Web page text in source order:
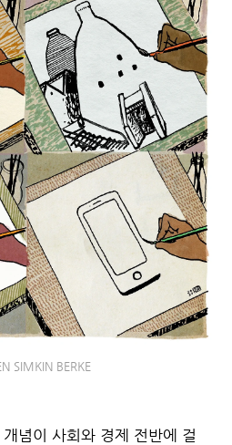
SIMKIN BERKE
념이 사회와 경제 전반에 걸